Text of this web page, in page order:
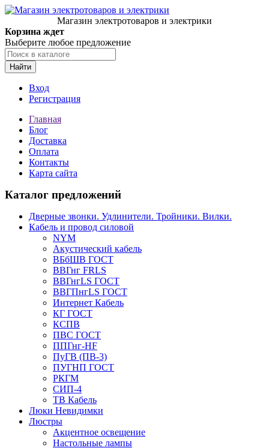
Магазин электротоваров и электрики
Корзина ждет
Выберите любое предложение
Найти
Вход
Регистрация
Главная
Блог
Доставка
Оплата
Контакты
Карта сайта
Каталог предложений
Дверные звонки. Удлинители. Тройники. Вилки.
Кабель и провод силовой
NYM
Акустический кабель
ВБбШВ ГОСТ
ВВГнг FRLS
ВВГнгLS ГОСТ
ВВГПнгLS ГОСТ
Интернет Кабель
КГ ГОСТ
КСПВ
ПВС ГОСТ
ППГнг-HF
ПуГВ (ПВ-3)
ПУГНП ГОСТ
РКГМ
СИП-4
ТВ Кабель
Люки Невидимки
Люстры
Акцентное освещение
Настольные лампы